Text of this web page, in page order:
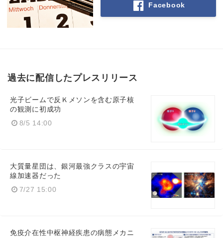
Facebook
過去に配信したプレスリリース
光子ビームで反Ｋメソンを含む原子核
の観測に初成功
8/5 14:00
大質量星団は、銀河最強クラスの宇宙
線加速器だった
7/27 15:00
免疫介在性中枢神経疾患の病態メカニ